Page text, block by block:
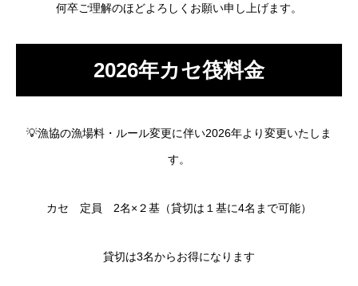
何卒ご理解のほどよろしくお願い申し上げます。
2026年カセ筏料金
💡漁協の漁場料・ルール変更に伴い2026年より変更いたしま
す。
カセ 定員 2名×２基（貸切は１基に4名まで可能）
貸切は3名からお得になります